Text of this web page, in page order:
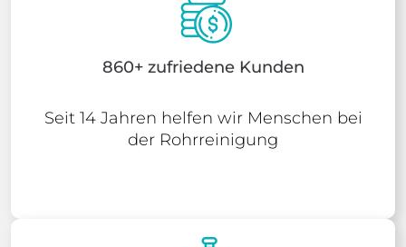
860+ zufriedene Kunden
Seit 14 Jahren helfen wir Menschen bei
der Rohrreinigung